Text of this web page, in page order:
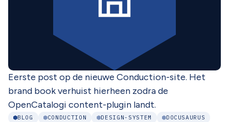
Eerste post op de nieuwe Conduction-site. Het
brand book verhuist hierheen zodra de
OpenCatalogi content-plugin landt.
BLOG CONDUCTION DESIGN-SYSTEM DOCUSAURUS